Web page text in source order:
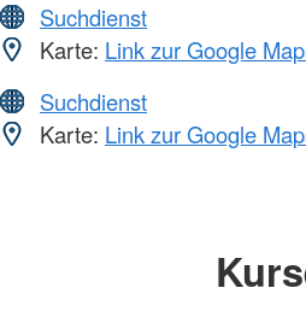
Suchdienst
Karte: Link zur Google
Suchdienst
Karte: Link zur Google